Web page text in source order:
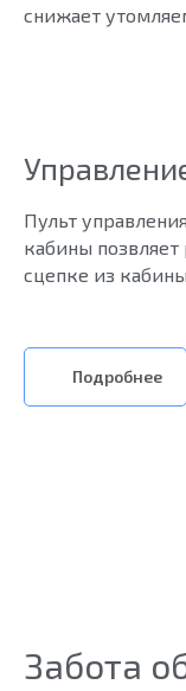
снижает
Пульт
кабины
сцепке из
Подробнее
Забота